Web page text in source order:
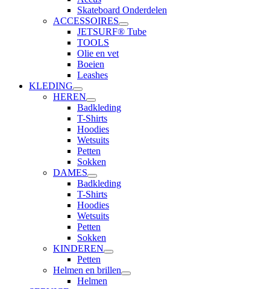
Skateboard Onderdelen
ACCESSOIRES
JETSURF® Tube
TOOLS
Olie en vet
Boeien
Leashes
KLEDING
HEREN
Badkleding
T-Shirts
Hoodies
Wetsuits
Petten
Sokken
DAMES
Badkleding
T-Shirts
Hoodies
Wetsuits
Petten
Sokken
KINDEREN
Petten
Helmen en brillen
Helmen